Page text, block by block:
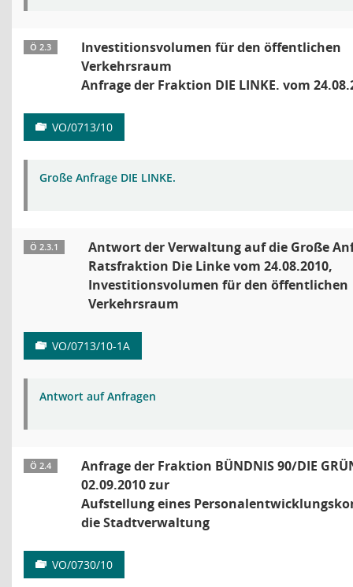
Ö 2.3
Investitionsvolumen für den öffentlichen
Verkehrsraum
Anfrage der Fraktion DIE LINKE. vom
VO/0713/10
Große Anfrage DIE LINKE.
Ö 2.3.1
Antwort der Verwaltung auf die Große
Ratsfraktion Die Linke vom 24.08.2010,
Investitionsvolumen für den öffentlichen
Verkehrsraum
VO/0713/10-1A
Antwort auf Anfragen
Ö 2.4
Anfrage der Fraktion BÜNDNIS 90/DIE
02.09.2010 zur
Aufstellung eines
die Stadtverwaltung
VO/0730/10